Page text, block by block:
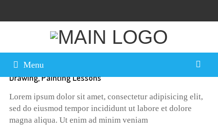
Menu
Drawing, Painting Lessons
Lorem ipsum dolor sit amet, consectetur adipisicing elit,
sed do eiusmod tempor incididunt ut labore et dolore
magna aliqua. Ut enim ad minim veniam